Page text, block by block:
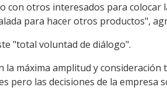
con otros interesados para
para hacer otros productos",
"total voluntad de diálogo".
la máxima amplitud y
pero las decisiones de la empresa